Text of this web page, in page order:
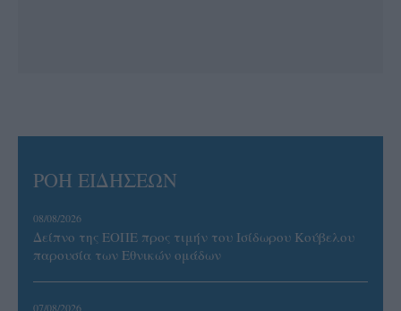
ΡΟΗ ΕΙΔΗΣΕΩΝ
08/08/2026
Δείπνο της ΕΟΠΕ προς τιμήν του Ισίδωρου Κούβελου
παρουσία των Εθνικών ομάδων
07/08/2026